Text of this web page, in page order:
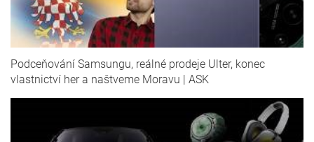
Podceňování Samsungu, reálné prodeje Ulter, konec
vlastnictví her a naštveme Moravu | ASK